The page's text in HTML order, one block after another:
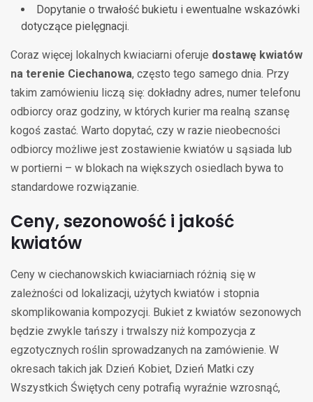
Dopytanie o trwałość bukietu i ewentualne wskazówki
dotyczące pielęgnacji.
Coraz więcej lokalnych kwiaciarni oferuje dostawę kwiatów
na terenie Ciechanowa, często tego samego dnia. Przy
takim zamówieniu liczą się: dokładny adres, numer telefonu
odbiorcy oraz godziny, w których kurier ma realną szansę
kogoś zastać. Warto dopytać, czy w razie nieobecności
odbiorcy możliwe jest zostawienie kwiatów u sąsiada lub
w portierni – w blokach na większych osiedlach bywa to
standardowe rozwiązanie.
Ceny, sezonowość i jakość
kwiatów
Ceny w ciechanowskich kwiaciarniach różnią się w
zależności od lokalizacji, użytych kwiatów i stopnia
skomplikowania kompozycji. Bukiet z kwiatów sezonowych
będzie zwykle tańszy i trwalszy niż kompozycja z
egzotycznych roślin sprowadzanych na zamówienie. W
okresach takich jak Dzień Kobiet, Dzień Matki czy
Wszystkich Świętych ceny potrafią wyraźnie wzrosnąć,